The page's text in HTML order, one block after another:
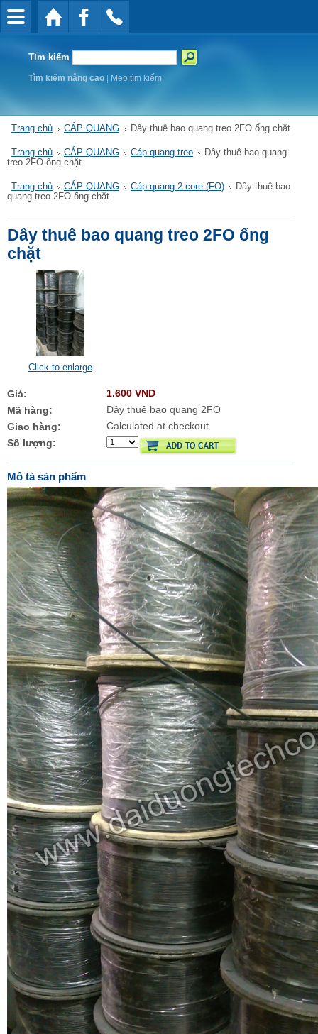
Tìm kiếm
Tìm kiếm nâng cao| Mẹo tìm kiếm
Trang chủ CÁP QUANG Dây thuê bao quang treo 2FO ống chặt
Trang chủ CÁP QUANG Cáp quang treo
Dây thuê bao quang
treo 2FO ống chặt
Trang chủ CÁP QUANG Cáp quang 2 core (FO)
Dây thuê bao
quang treo 2FO ống chặt
Dây thuê bao quang treo 2FO ống
chặt
Click to enlarge
Giá:
1.600 VND
Mã hàng:
Dây thuê bao quang 2FO
Giao hàng:
Calculated at checkout
Số lượng:
Mô tả sản phẩm